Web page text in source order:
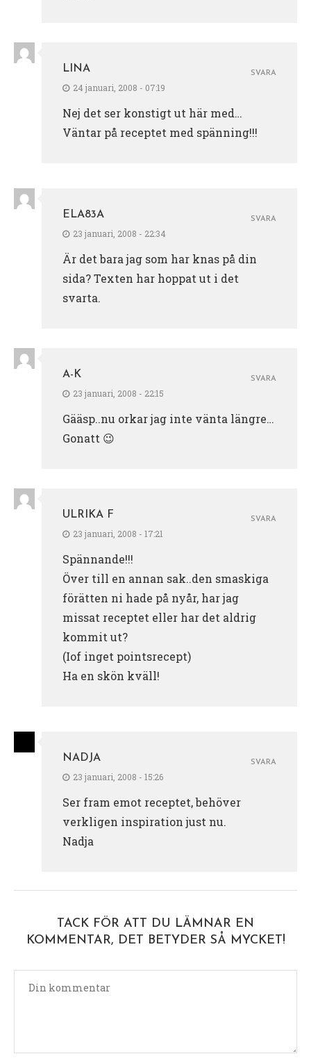
LINA
24 januari, 2008 - 07:19
Nej det ser konstigt ut här med…
Väntar på receptet med spänning!!!
SVARA
ELA83A
23 januari, 2008 - 22:34
Är det bara jag som har knas på din
sida? Texten har hoppat ut i det
svarta.
SVARA
A-K
23 januari, 2008 - 22:15
Gääsp..nu orkar jag inte vänta längre…
Gonatt 😉
SVARA
ULRIKA F
23 januari, 2008 - 17:21
Spännande!!!
Över till en annan sak..den smaskiga
förätten ni hade på nyår, har jag
missat receptet eller har det aldrig
kommit ut?
(Iof inget pointsrecept)
Ha en skön kväll!
SVARA
NADJA
23 januari, 2008 - 15:26
Ser fram emot receptet, behöver
verkligen inspiration just nu.
Nadja
SVARA
TACK FÖR ATT DU LÄMNAR EN
KOMMENTAR, DET BETYDER SÅ MYCKET!